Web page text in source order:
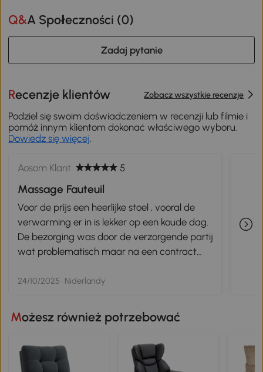
Q&A Społeczności (0)
Zadaj pytanie
Recenzje klientów Zobacz wszystkie recenzje
Podziel się swoim doświadczeniem w recenzji lub filmie i
pomóż innym klientom dokonać właściwego wyboru.
Dowiedz się więcej.
Aosom Klant 5
Massage Fauteuil
Voor de prijs een heerlijke stoel , vooral de
verwarming er in is lekker op een koude dag.
De bezorging was door de verzorgende partij
wat problematisch maar na een contract
ben er erg blij mee.
24/10/2025 · Niderlandy
Możesz również potrzebować